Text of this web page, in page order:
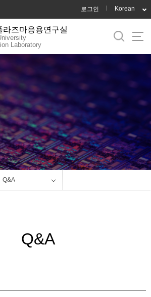
로그인 Korean
라즈마응용연구실
Laboratory
Q&A
Q&A